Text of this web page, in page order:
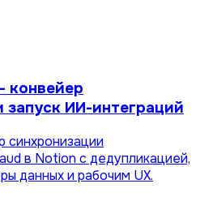
конвейер
запуск ИИ-интеграций
синхронизации
в Notion с дедупликацией,
данных и рабочим UX.